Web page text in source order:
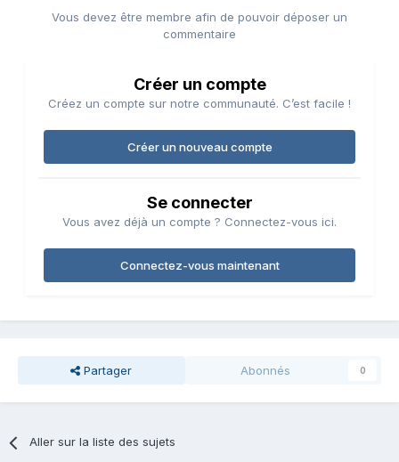
Vous devez être membre afin de pouvoir déposer un
commentaire
Créer un compte
Créez un compte sur notre communauté. C’est facile !
Créer un nouveau compte
Se connecter
Vous avez déjà un compte ? Connectez-vous ici.
Connectez-vous maintenant
Partager Abonnés 0
Aller sur la liste des sujets